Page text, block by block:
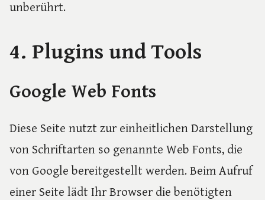
unberührt.
4. Plugins und Tools
Google Web Fonts
Diese Seite nutzt zur einheitlichen Darstellung
von Schriftarten so genannte Web Fonts, die
von Google bereitgestellt werden. Beim Aufruf
einer Seite lädt Ihr Browser die benötigten